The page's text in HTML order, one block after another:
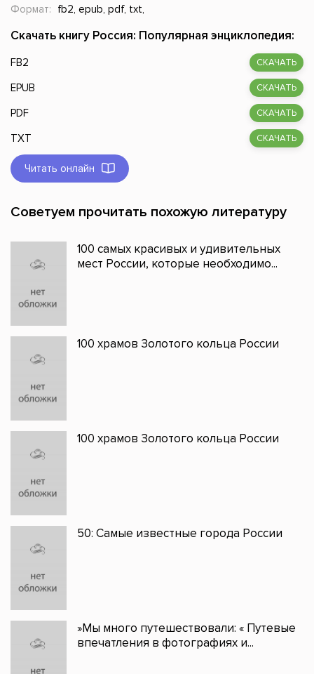
Формат:
fb2, epub, pdf, txt,
Скачать книгу Россия: Популярная энциклопедия:
FB2 СКАЧАТЬ
EPUB СКАЧАТЬ
PDF СКАЧАТЬ
TXT СКАЧАТЬ
Читать онлайн
Советуем прочитать похожую литературу
100 самых красивых и удивительных
мест России, которые необходимо...
100 храмов Золотого кольца России
100 храмов Золотого кольца России
50: Самые известные города России
»Мы много путешествовали: « Путевые
впечатления в фотографиях и...